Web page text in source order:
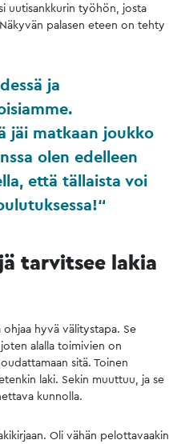
uutisankkurin työhön, josta
palasen eteen on tehty
ja
jäi matkaan joukko
olen edelleen
että tällaista voi
tarvitsee lakia
hyvä välitystapa. Se
alalla toimivien on
sitä. Toinen
laki. Sekin muuttuu, ja se
kunnolla.
Oli vähän pelottavaakin